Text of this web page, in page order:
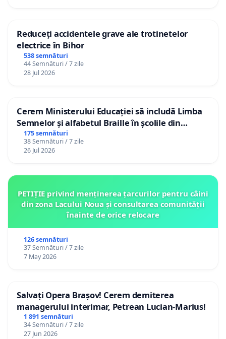
Reduceți accidentele grave ale trotinetelor
electrice în Bihor
538 semnături
44 Semnături / 7 zile
28 Jul 2026
Cerem Ministerului Educației să includă Limba
Semnelor și alfabetul Braille în școlile din
Republica Moldova!
175 semnături
38 Semnături / 7 zile
26 Jul 2026
PETIȚIE privind menținerea țarcurilor pentru câini
din zona Lacului Noua și consultarea comunității
înainte de orice relocare
126 semnături
37 Semnături / 7 zile
7 May 2026
Salvați Opera Brașov! Cerem demiterea
managerului interimar, Petrean Lucian-Marius!
1 891 semnături
34 Semnături / 7 zile
27 Jun 2026